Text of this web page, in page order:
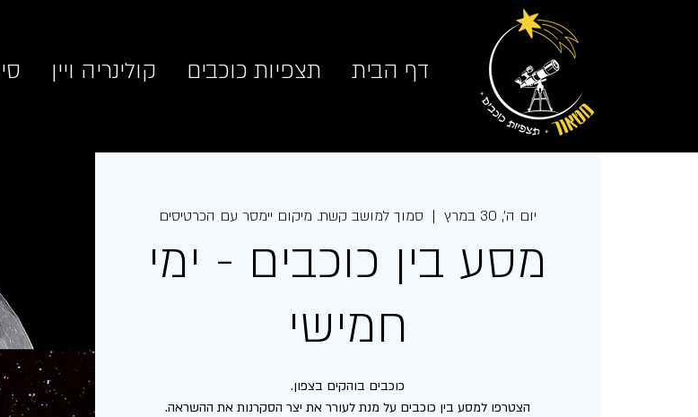
דף הבית תצפיות כוכבים קולינריה ויין
יום ה׳, 30 במרץ
  |
סמוך למושב קשת. מיקום יימסר עם הכרטיסים
מסע בין כוכבים - ימי
חמישי
כוכבים בוהקים בצפון.
הצטרפו למסע בין כוכבים על מנת לעורר את יצר הסקרנות את ההשראה.